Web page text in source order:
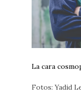
La cara
Fotos: Yadid